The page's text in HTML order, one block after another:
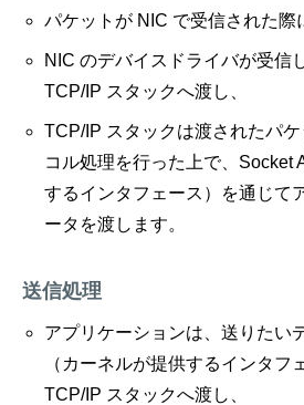
パケットが NIC で受信された際
NIC のデバイスドライバが受信
TCP/IP スタックへ渡し、
TCP/IP スタックは渡されたパ
コル処理を行った上で、Socket
するインタフェース）を通じて
ータを渡します。
送信処理
アプリケーションは、送りたい
（カーネルが提供するインタフ
TCP/IP スタックへ渡し、